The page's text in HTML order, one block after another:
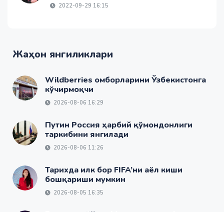
2022-09-29 16:15
Жаҳон янгиликлари
Wildberries омборларини Ўзбекистонга
кўчирмоқчи
2026-08-06 16:29
Путин Россия ҳарбий қўмондонлиги
таркибини янгилади
2026-08-06 11:26
Тарихда илк бор FIFA’ни аёл киши
бошқариши мумкин
2026-08-05 16:35